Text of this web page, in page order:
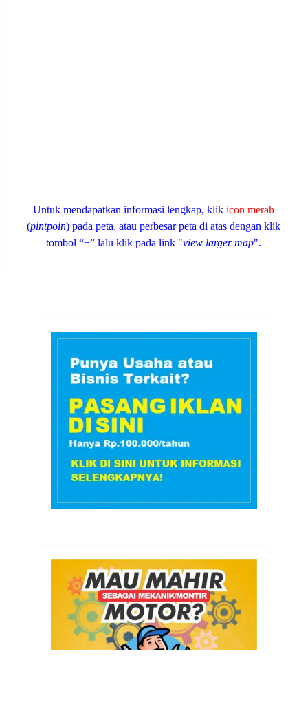
Untuk mendapatkan informasi lengkap, klikicon merah
(pintpoin) pada peta, atau perbesar peta di atas dengan klik
tombol “+” lalu klik pada link "view larger map".